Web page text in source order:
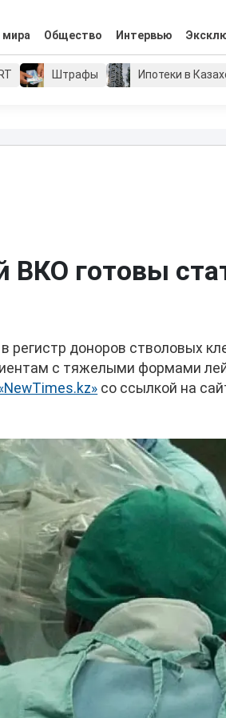
мира Общество Интервью
Штрафы Ипотеки в
готовы
регистр доноров стволовых
с тяжелыми формами
со ссылкой на